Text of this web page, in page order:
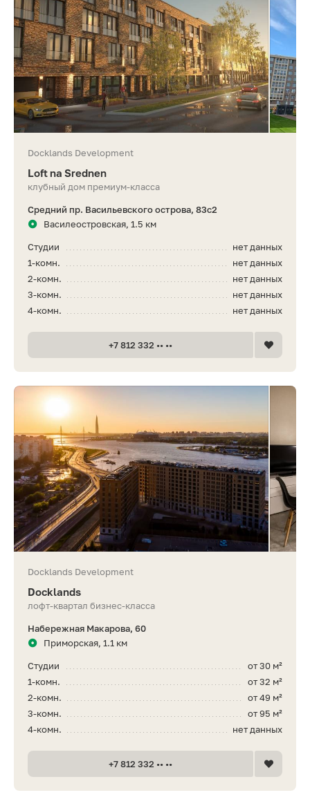
Docklands Development
Loft na Srednen
клубный дом премиум-класса
Средний пр. Васильевского острова, 83с2
Василеостровская, 1.5 км
нет данных
Студии
нет данных
1-комн.
нет данных
2-комн.
нет данных
3-комн.
нет данных
4-комн.
+7 812 332 •• ••
Docklands Development
Docklands
лофт-квартал бизнес-класса
Набережная Макарова, 60
Приморская, 1.1 км
от 30 м²
Студии
от 32 м²
1-комн.
от 49 м²
2-комн.
от 95 м²
3-комн.
нет данных
4-комн.
+7 812 332 •• ••